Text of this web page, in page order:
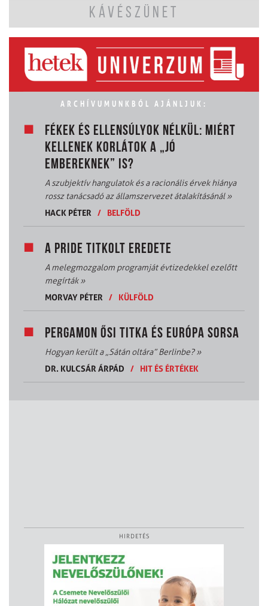
KÁVÉSZÜNET
ARCHÍVUMUNKBÓL AJÁNLJUK:
FÉKEK ÉS ELLENSÚLYOK NÉLKÜL: MIÉRT
KELLENEK KORLÁTOK A „JÓ
EMBEREKNEK” IS?
A szubjektív hangulatok és a racionális érvek hiánya
rossz tanácsadó az államszervezet átalakításánál»
HACK PÉTER
/ BELFÖLD
A PRIDE TITKOLT EREDETE
A melegmozgalom programját évtizedekkel ezelőtt
megírták»
MORVAY PÉTER
/ KÜLFÖLD
PERGAMON ŐSI TITKA ÉS EURÓPA SORSA
Hogyan került a „Sátán oltára” Berlinbe?»
DR. KULCSÁR ÁRPÁD
/ HIT ÉS ÉRTÉKEK
HIRDETÉS